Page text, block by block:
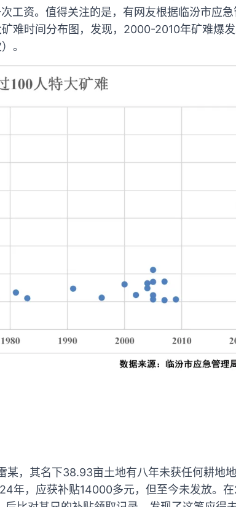
工资。值得关注的是，有网友根据临汾市应急
难时间分布图，发现，2000-2010年矿难爆
。
某，其名下38.93亩土地有八年未获任何耕地
年，应获补贴14000多元，但至今未发放。